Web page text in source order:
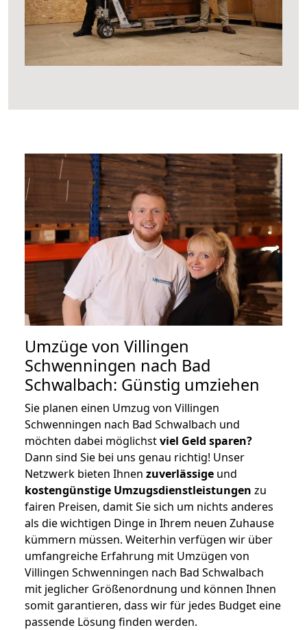
Umzüge von Villingen
Schwenningen nach Bad
Schwalbach: Günstig umziehen
Sie planen einen Umzug von Villingen
Schwenningen nach Bad Schwalbach und
möchten dabei möglichstviel Geld sparen?
Dann sind Sie bei uns genau richtig! Unser
Netzwerk bieten Ihnen zuverlässige und
kostengünstige Umzugsdienstleistungen zu
fairen Preisen, damit Sie sich um nichts anderes
als die wichtigen Dinge in Ihrem neuen Zuhause
kümmern müssen. Weiterhin verfügen wir über
umfangreiche Erfahrung mit Umzügen von
Villingen Schwenningen nach Bad Schwalbach
mit jeglicher Größenordnung und können Ihnen
somit garantieren, dass wir für jedes Budget eine
passende Lösung finden werden.